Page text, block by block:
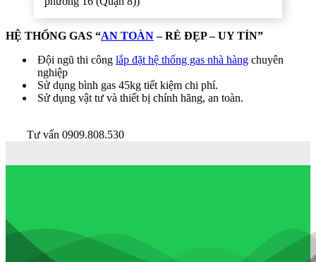
HỆ THỐNG GAS “AN TOÀN– RẺ ĐẸP – UY TÍN”
Đội ngũ thi công lắp đặt hệ thống gas nhà hàng chuyên
nghiệp
Sử dụng bình gas 45kg tiết kiệm chi phí.
Sử dụng vật tư và thiết bị chính hãng, an toàn.
Tư vấn 0909.808.530